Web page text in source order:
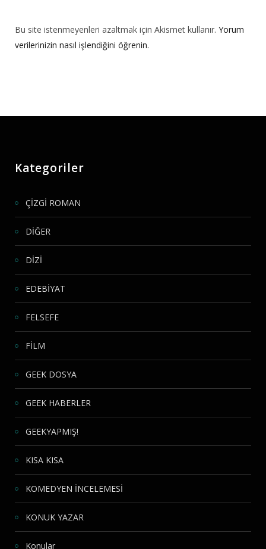
Bu site istenmeyenleri azaltmak için Akismet kullanır. Yorum
verilerinizin nasıl işlendiğini öğrenin.
Kategoriler
ÇİZGİ ROMAN
DİĞER
DİZİ
EDEBİYAT
FELSEFE
FİLM
GEEK DOSYA
GEEK HABERLER
GEEKYAPMIŞ!
KISA KISA
KOMEDYEN İNCELEMESİ
KONUK YAZAR
Konular